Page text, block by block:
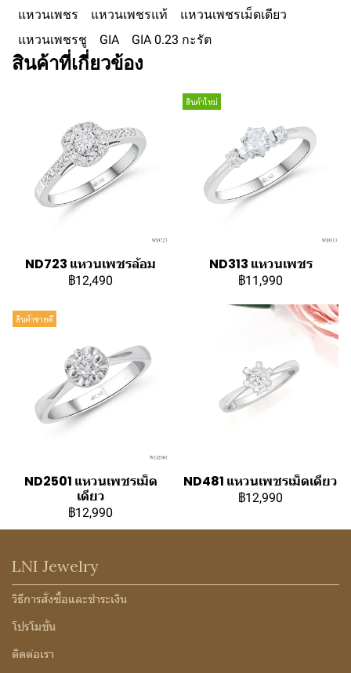
แหวนเพชร แหวนเพชรแท้
แหวนเพชรเม็ดเดียว
แหวนเพชรชู
GIA GIA 0.23 กะรัต
สินค้าที่เกี่ยวข้อง
ND723 แหวนเพชรล้อม
฿12,490
สินค้าใหม่
ND313 แหวนเพชร
฿11,990
สินค้าขายดี
ND2501 แหวนเพชรเม็ด
เดียว
฿12,990
ND481 แหวนเพชรเม็ดเดียว
฿12,990
LNI Jewelry
วิธีการสั่งซื้อและชำระเงิน
โปรโมชั่น
ติดต่อเรา